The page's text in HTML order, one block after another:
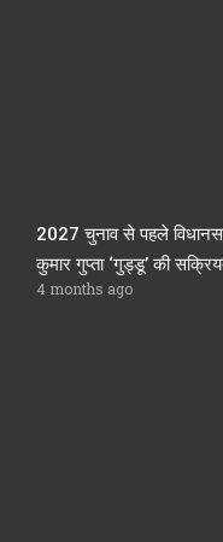
2027 चुनाव से पहले
कुमार गुप्ता ‘गुड्डू’ की
4 months ago